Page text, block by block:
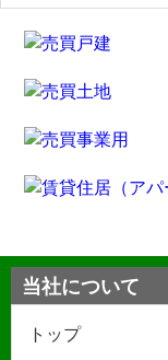
当社について
トップ